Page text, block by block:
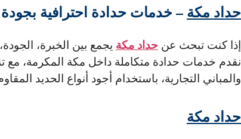
حداد مكة – خدمات حدادة احترافية بجودة
إذا كنت تبحث عن حداد مكة يجمع بين الخبرة،
نقدم خدمات حدادة متكاملة داخل مكة المكرمة، مع
والمباني التجارية، باستخدام أجود أنواع الحديد
حداد مكة